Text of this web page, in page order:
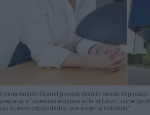
Emma Antolín Granet preside Antolin desde el
preparar a “nuestros equipos ante el futuro,
las nuevas capacidades que exige la industria”